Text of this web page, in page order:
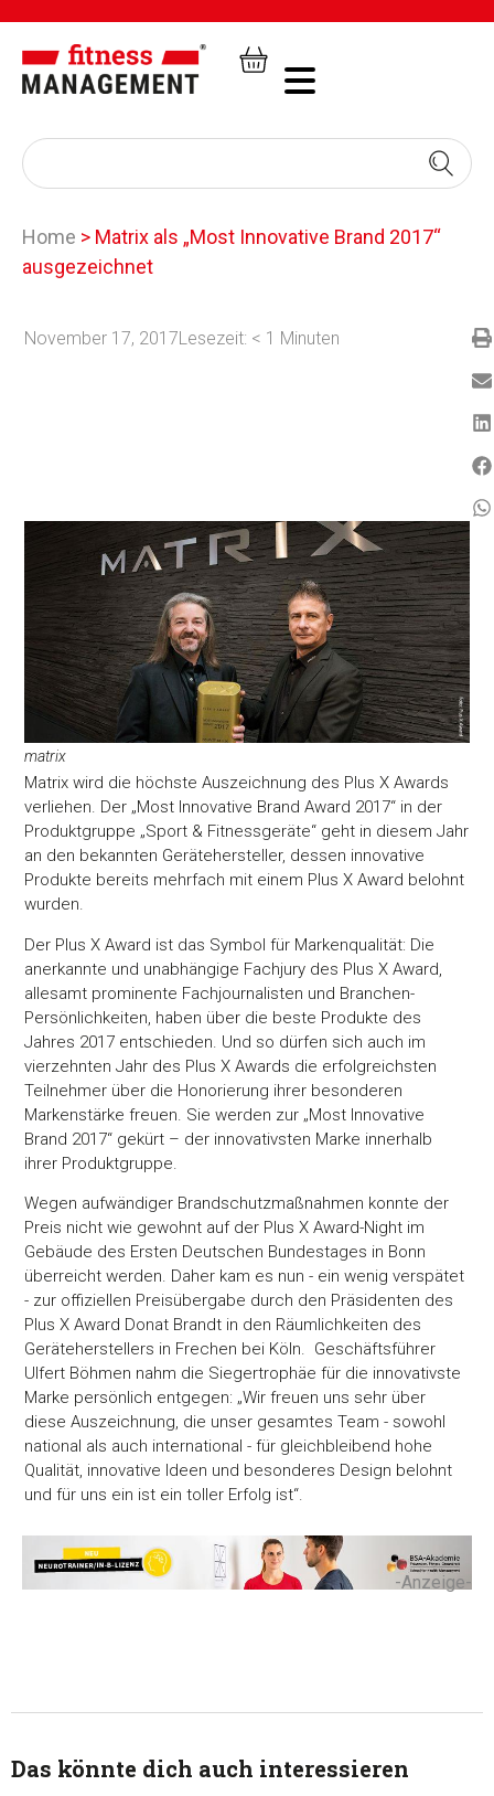
Home > Matrix als „Most Innovative Brand 2017“
ausgezeichnet
November 17, 2017Lesezeit: < 1 Minuten
matrix
Matrix wird die höchste Auszeichnung des Plus X Awards
verliehen. Der „Most Innovative Brand Award 2017“ in der
Produktgruppe „Sport & Fitnessgeräte“ geht in diesem Jahr
an den bekannten Gerätehersteller, dessen innovative
Produkte bereits mehrfach mit einem Plus X Award belohnt
wurden.
Der Plus X Award ist das Symbol für Markenqualität: Die
anerkannte und unabhängige Fachjury des Plus X Award,
allesamt prominente Fachjournalisten und Branchen-
Persönlichkeiten, haben über die beste Produkte des
Jahres 2017 entschieden. Und so dürfen sich auch im
vierzehnten Jahr des Plus X Awards die erfolgreichsten
Teilnehmer über die Honorierung ihrer besonderen
Markenstärke freuen. Sie werden zur „Most Innovative
Brand 2017“ gekürt – der innovativsten Marke innerhalb
ihrer Produktgruppe.
Wegen aufwändiger Brandschutzmaßnahmen konnte der
Preis nicht wie gewohnt auf der Plus X Award-Night im
Gebäude des Ersten Deutschen Bundestages in Bonn
überreicht werden. Daher kam es nun - ein wenig verspätet
- zur offiziellen Preisübergabe durch den Präsidenten des
Plus X Award Donat Brandt in den Räumlichkeiten des
Geräteherstellers in Frechen bei Köln. Geschäftsführer
Ulfert Böhmen nahm die Siegertrophäe für die innovativste
Marke persönlich entgegen: „Wir freuen uns sehr über
diese Auszeichnung, die unser gesamtes Team - sowohl
national als auch international - für gleichbleibend hohe
Qualität, innovative Ideen und besonderes Design belohnt
und für uns ein ist ein toller Erfolg ist“.
-Anzeige-
Das könnte dich auch interessieren